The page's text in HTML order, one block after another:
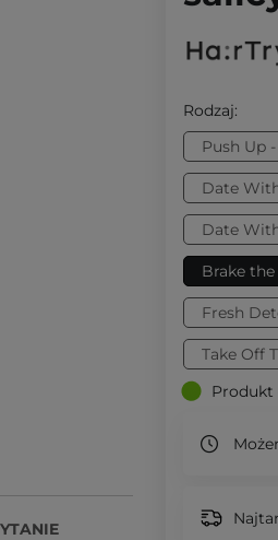
Rodzaj:
Push Up
Date
Date
Brake
Fresh
Take Off
Produkt